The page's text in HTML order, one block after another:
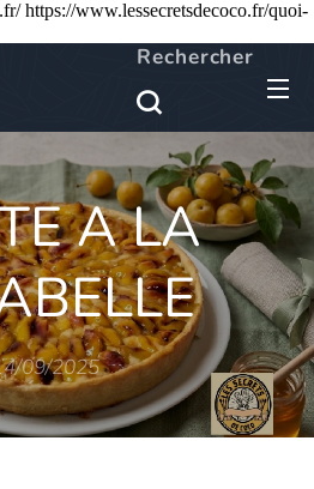
https://www.lessecretsdecoco.fr/quoi-
Rechercher
A LA
09/2025